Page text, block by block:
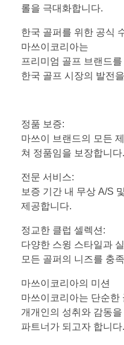
롤을 극대화합니다.
한국 골퍼를 위한 공식
마쓰이코리아는
프리미엄 골프 브랜드
한국 골프 시장의 발전
정품 보증:
마쓰이 브랜드의 모든
쳐 정품임을 보장합니다.
전문 서비스:
보증 기간 내 무상 A/S
제공합니다.
정교한 클럽 셀렉션:
다양한 스윙 스타일과
모든 골퍼의 니즈를 충
마쓰이코리아의 미션
마쓰이코리아는 단순한
개개인의 성취와 감동
파트너가 되고자 합니다.